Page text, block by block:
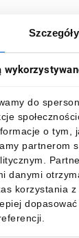
Szczegóły
do
o tym,
partnerom
danymi
korzystania z
naszą